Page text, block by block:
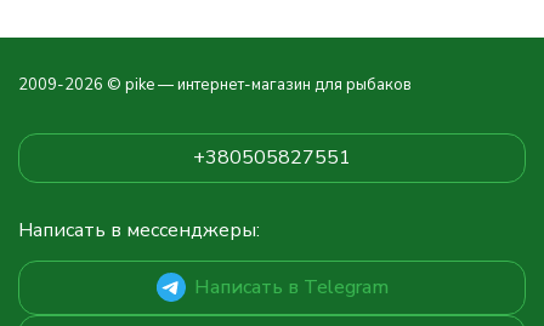
2009-2026 © pike — интернет-магазин для рыбаков
+380505827551
Написать в мессенджеры:
Написать в Telegram